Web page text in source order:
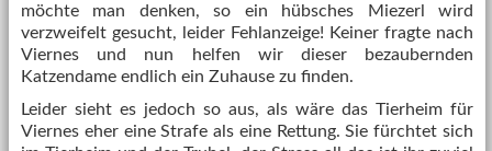
möchte man denken, so ein hübsches Miezerl wird
verzweifelt gesucht, leider Fehlanzeige! Keiner fragte nach
Viernes und nun helfen wir dieser bezaubernden
Katzendame endlich ein Zuhause zu finden.
Leider sieht es jedoch so aus, als wäre das Tierheim für
Viernes eher eine Strafe als eine Rettung. Sie fürchtet sich